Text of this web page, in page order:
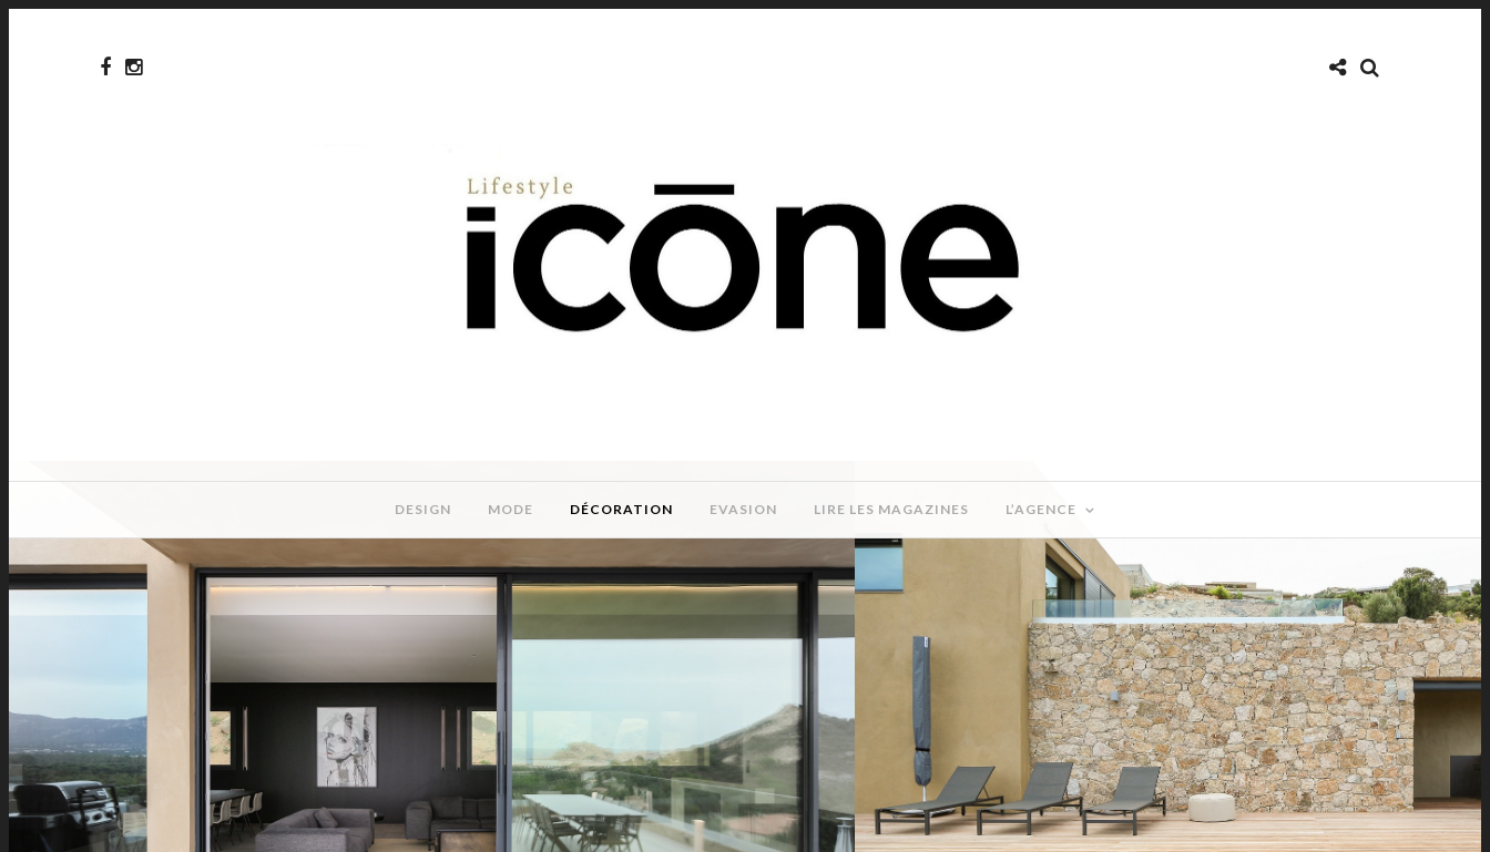
DESIGN MODE DÉCORATION EVASION LIRE LES MAGAZINES L’AGENCE